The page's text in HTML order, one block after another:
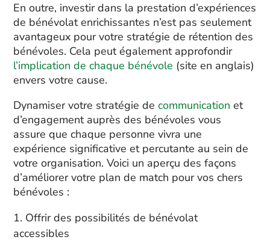
En outre, investir dans la prestation d’expériences
de bénévolat enrichissantes n’est pas seulement
avantageux pour votre stratégie de rétention des
bénévoles. Cela peut également approfondir
l’implication de chaque bénévole (site en anglais)
envers votre cause.
Dynamiser votre stratégie decommunication et
d’engagement auprès des bénévoles vous
assure que chaque personne vivra une
expérience significative et percutante au sein de
votre organisation. Voici un aperçu des façons
d’améliorer votre plan de match pour vos chers
bénévoles :
Offrir des possibilités de bénévolat
accessibles